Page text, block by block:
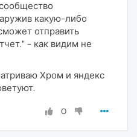
какую-либо
отправить
- как видим не
Хром и яндекс
0